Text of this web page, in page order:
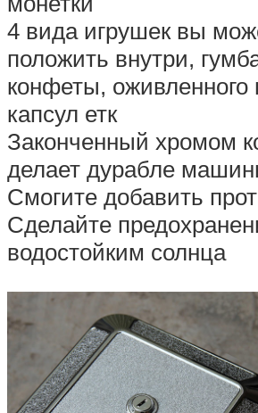
4 вида игрушек вы
положить внутри,
конфеты, оживленного
капсул етк
Законченный хромом
делает дурабле
Смогите добавить
Сделайте
водостойким солнца